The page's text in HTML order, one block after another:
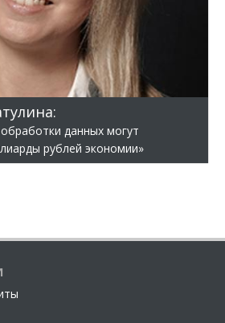
данных могут
рублей экономии»